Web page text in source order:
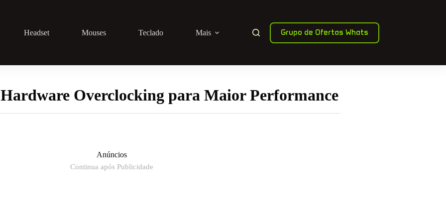
Headset Mouses Teclado Mais Grupo de Ofertas Whats
Overclocking para Maior Performance
Anúncios
Continua após Publicidade